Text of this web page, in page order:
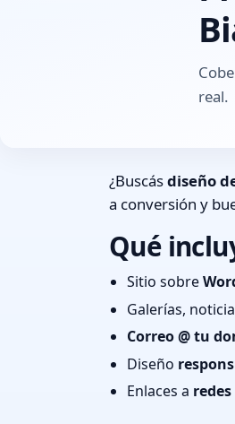
real.
¿Buscásdiseño
a conversión y
Qué
Sitio sobre
Galerías,
Correo @ tu
Diseño
Enlaces a